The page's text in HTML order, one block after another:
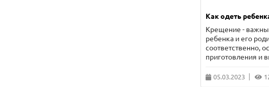
Как одеть
Крещение -
ребенка и его
соответственно,
приготовления и
05.03.2023